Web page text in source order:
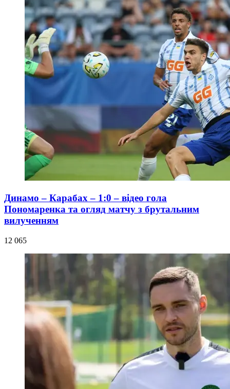
Динамо – Карабах – 1:0 – відео гола
Пономаренка та огляд матчу з брутальним
вилученням
12 065